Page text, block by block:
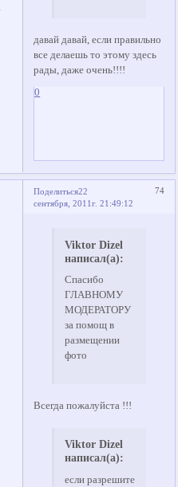
давай давай, если правильно
все делаешь то этому здесь
рады, даже очень!!!!
0
Поделиться 74
22
сентября, 2011г. 21:49:12
Viktor Dizel
написал(а):
Спасибо
ГЛАВНОМУ
МОДЕРАТОРУ
за помощ в
размещении
фото
Всегда пожалуйста !!!
Viktor Dizel
написал(а):
если разрешите